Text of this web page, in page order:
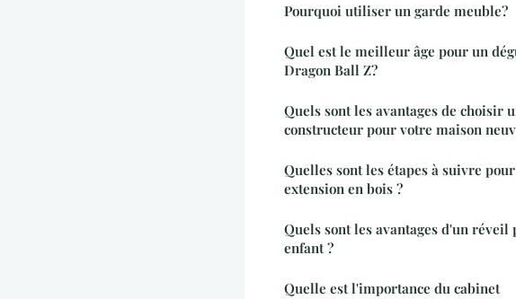
Pourquoi utiliser un garde meuble?
Quel est le meilleur âge pour un
Dragon Ball Z?
Quels sont les avantages de choisir
constructeur pour votre maison
Quelles sont les étapes à suivre
extension en bois ?
Quels sont les avantages d'un réveil
enfant ?
Quelle est l'importance du cabinet